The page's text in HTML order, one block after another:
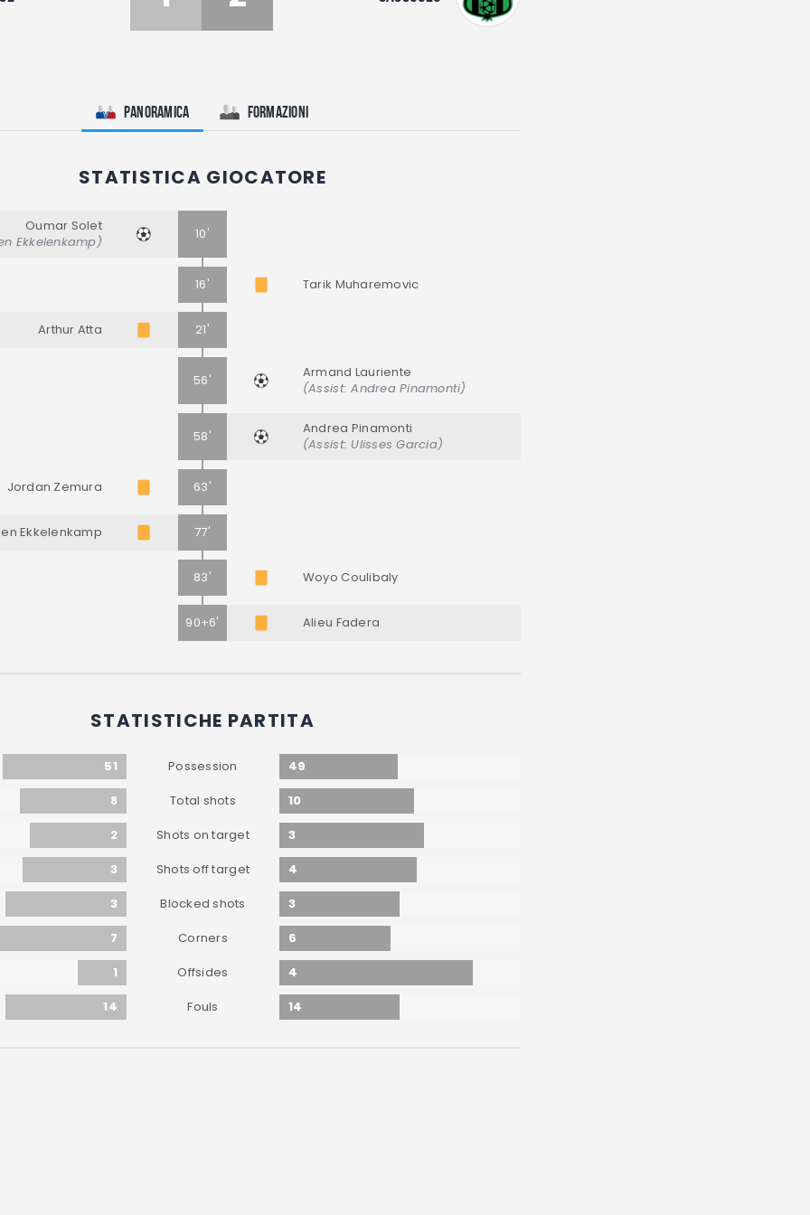
Panoramica Formazioni
STATISTICA GIOCATORE
Oumar Solet
Ekkelenkamp)
10'
16' Tarik Muharemovic
Arthur Atta 21'
56'
Armand Lauriente
(Assist: Andrea Pinamonti)
58'
Andrea Pinamonti
(Assist: Ulisses Garcia)
Jordan Zemura 63'
Ekkelenkamp 77'
83' Woyo Coulibaly
90+6' Alieu Fadera
STATISTICHE PARTITA
51 Possession
49
8
Total shots
10
2
Shots on target
3
3
Shots off target
4
3
Blocked shots
3
7
Corners
6
1
Offsides
4
14
Fouls 14